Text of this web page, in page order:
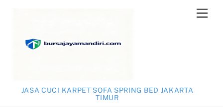
JASA CUCI KARPET SOFA SPRING BED JAKARTA
TIMUR